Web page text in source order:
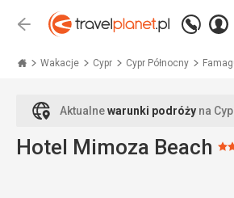
Wstecz
+48
771
Wakacje Cypr Cypr Północny
Aktualnewarunki podróży na
Hotel Mimoza Beach